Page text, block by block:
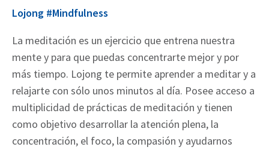
Lojong #Mindfulness
La meditación es un ejercicio que entrena nuestra
mente y para que puedas concentrarte mejor y por
más tiempo. Lojong te permite aprender a meditar y a
relajarte con sólo unos minutos al día. Posee acceso a
multiplicidad de prácticas de meditación y tienen
como objetivo desarrollar la atención plena, la
concentración, el foco, la compasión y ayudarnos